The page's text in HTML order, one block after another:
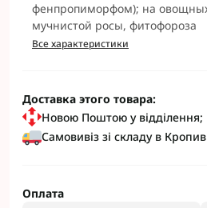
фенпропиморфом); на овощных
мучнистой росы, фитофороза
Все характеристики
Доставка этого товара:
Новою Поштою у відділення;
Самовивіз зі складу в
Оплата